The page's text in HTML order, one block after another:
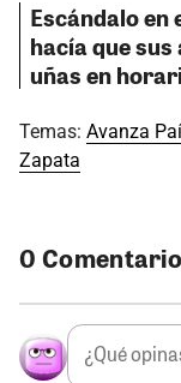
Escándalo en
hacía que
uñas en
Temas: Avanza
Zapata
0